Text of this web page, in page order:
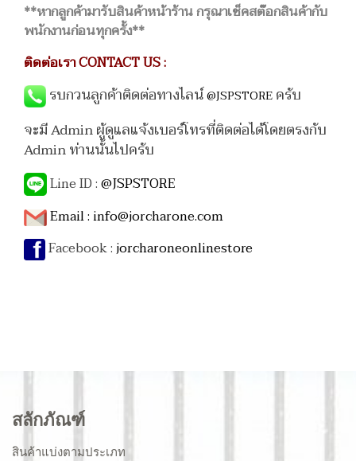
**หากลูกค้ามารับสินค้าหน้าร้าน กรุณาเช็คสต๊อกสินค้ากับ
พนักงานก่อนทุกครั้ง**
ติดต่อเรา CONTACT US :
รบกวนลูกค้าติดต่อทางไลน์@JSPSTORE ครับ
จะมี Admin ผู้ดูแลแจ้งเบอร์โทรที่ติดต่อได้โดยตรงกับ
Admin ท่านนั้นไปครับ
Line ID :@JSPSTORE
Email :info@jorcharone.com
Facebook :jorcharoneonlinestore
สลักภัณฑ์
สินค้าแบ่งตามประเภท